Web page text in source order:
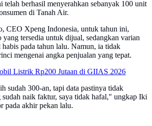
telah berhasil menyerahkan sebanyak 100 unit
di Tanah Air.
CEO Xpeng Indonesia, untuk tahun ini,
yang tersedia untuk dijual, sedangkan varian
habis pada tahun lalu. Namun, ia tidak
mengenai angka penjualan yang tepat.
Listrik Rp200 Jutaan di GIIAS 2026
sudah 300-an, tapi data pastinya tidak
naik faktur, saya tidak hafal," ungkap Iki
pada akhir pekan lalu.